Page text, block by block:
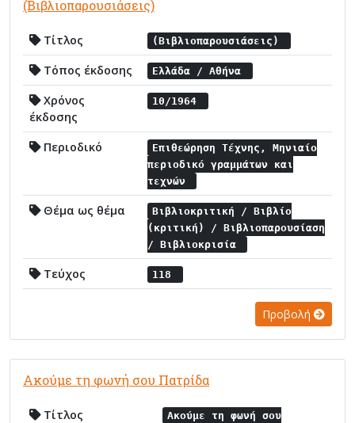
(Βιβλιοπαρουσιάσεις)
Τίτλος (Βιβλιοπαρουσιάσεις)
Τόπος έκδοσης Ελλάδα / Αθήνα
Χρόνος
έκδοσης
10/1964
Περιοδικό
Επιθεώρηση Τέχνης, Μηνιαίο
περιοδικό γραμμάτων και
τεχνών
Θέμα ως θέμα
Βιβλιοκριτική / Βιβλίο
(κριτική) / Βιβλιοπαρουσίαση
/ Βιβλιοκρισία
Τεύχος 118
Προβολή
Ακούμε τη φωνή σου Πατρίδα
Τίτλος
Ακούμε τη φωνή σου